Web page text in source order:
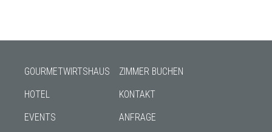
GOURMETWIRTSHAUS
HOTEL
EVENTS
ZIMMER BUCHEN
KONTAKT
ANFRAGE